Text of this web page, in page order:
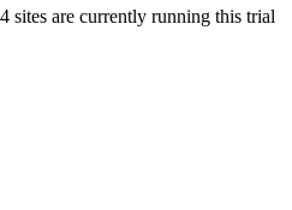
4 sites are currently running this trial